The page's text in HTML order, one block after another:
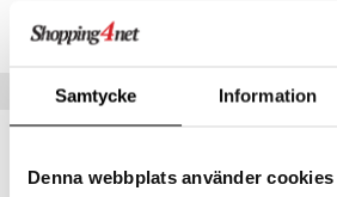
Samtycke Information
Denna webbplats använder cookies
Suositut tuotteet